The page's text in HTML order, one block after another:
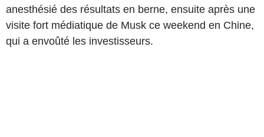
anesthésié des résultats en berne, ensuite après une
visite fort médiatique de Musk ce weekend en Chine,
qui a envoûté les investisseurs.